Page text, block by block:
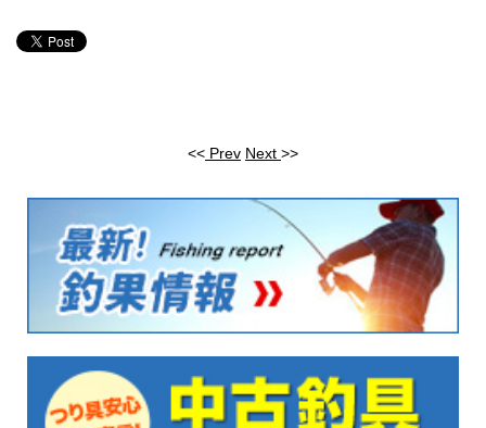
<< Prev Next >>